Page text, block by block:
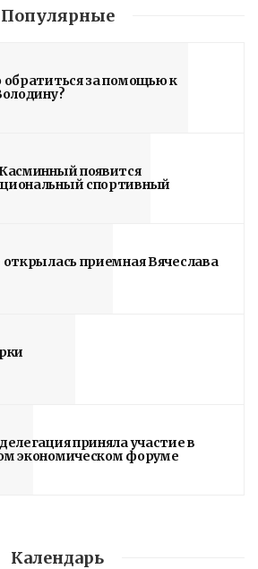
Популярные
за помощью к
появится
спортивный
приемная Вячеслава
приняла участие в
экономическом форуме
Календарь